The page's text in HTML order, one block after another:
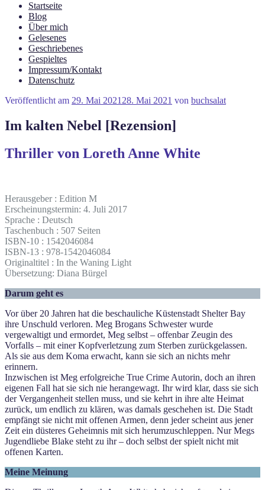
Startseite
Blog
Über mich
Gelesenes
Geschriebenes
Gespieltes
Impressum/Kontakt
Datenschutz
Veröffentlicht am 29. Mai 2021 28. Mai 2021 von buchsalat
Im kalten Nebel [Rezension]
Thriller von Loreth Anne White
Herausgeber : Edition M
Erscheinungstermin: 4. Juli 2017
Sprache : Deutsch
Taschenbuch : 507 Seiten
ISBN-10 : 1542046084
ISBN-13 : 978-1542046084
Originaltitel : In the Waning Light
Übersetzung: Diana Bürgel
Darum geht es
Vor über 20 Jahren hat die beschauliche Küstenstadt Shelter Bay
ihre Unschuld verloren. Meg Brogans Schwester wurde
vergewaltigt und ermordet, Meg selbst – offenbar Zeugin des
Vorfalls – mit einer Kopfverletzung zum Sterben zurückgelassen.
Als sie aus dem Koma erwacht, kann sie sich an nichts mehr
erinnern.
Inzwischen ist Meg erfolgreiche True Crime Autorin, doch an ihren
eigenen Fall hat sie sich nie herangewagt. Ihr wird klar, dass sie sich
der Vergangenheit stellen muss, und sie kehrt in ihre alte Heimat
zurück, um endlich zu klären, was damals geschehen ist. Die Stadt
empfängt sie nicht mit offenen Armen, denn jeder scheint aus jener
Zeit ein düsteres Geheimnis mit sich herumzuschleppen. Nur Megs
Jugendliebe Blake steht zu ihr – doch selbst der spielt nicht mit
offenen Karten.
Meine Meinung